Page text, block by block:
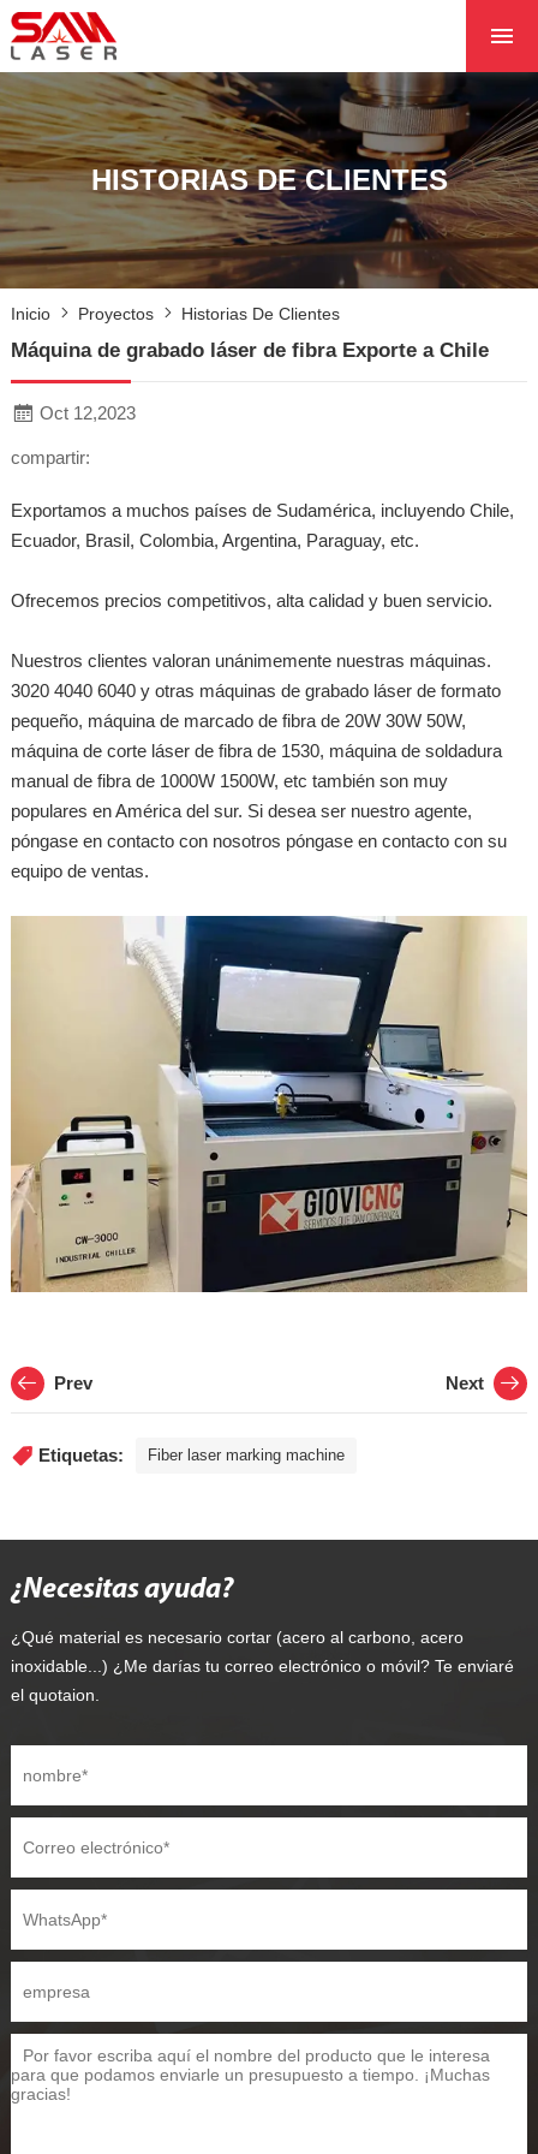
SOBRE NOSOTROS
PRODUCTOS
PROYECTOS
NOTICIAS
PÓNGASE EN
HISTORIAS DE CLIENTES
Inicio Proyectos Historias De Clientes
Máquina de grabado láser de fibra Exporte a Chile
Oct 12,2023
compartir:
Exportamos a muchos países de Sudamérica, incluyendo Chile,
Ecuador, Brasil, Colombia, Argentina, Paraguay, etc.
Ofrecemos precios competitivos, alta calidad y buen servicio.
Nuestros clientes valoran unánimemente nuestras máquinas.
3020 4040 6040 y otras máquinas de grabado láser de formato
pequeño, máquina de marcado de fibra de 20W 30W 50W,
máquina de corte láser de fibra de 1530, máquina de soldadura
manual de fibra de 1000W 1500W, etc también son muy
populares en América del sur. Si desea ser nuestro agente,
póngase en contacto con nosotros póngase en contacto con su
equipo de ventas.
Prev Next
Etiquetas: Fiber laser marking machine
¿Necesitas ayuda?
¿Qué material es necesario cortar (acero al carbono, acero
inoxidable...) ¿Me darías tu correo electrónico o móvil? Te enviaré
el quotaion.